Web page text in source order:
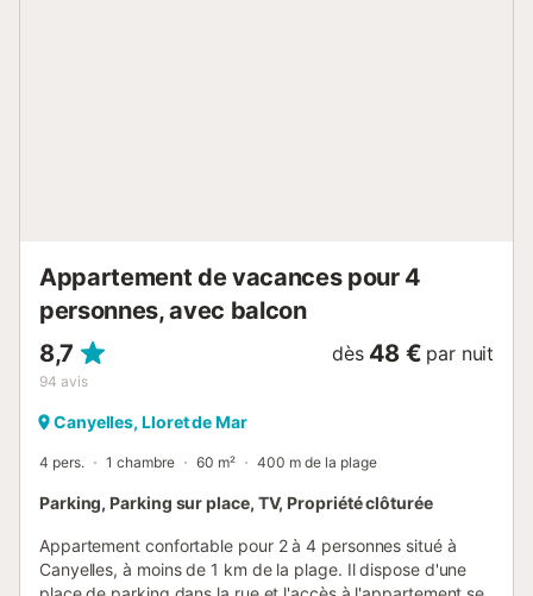
Appartement de vacances pour 4
personnes, avec balcon
8,7
94 avis
dès 48 € par nuit
Canyelles, Lloret de Mar
4 pers. 1 chambre 60 m² 400 m de la plage
Parking, Parking sur place, TV, Propriété clôturée
Appartement confortable pour 2 à 4 personnes situé à
Canyelles, à moins de 1 km de la plage. Il dispose d'une